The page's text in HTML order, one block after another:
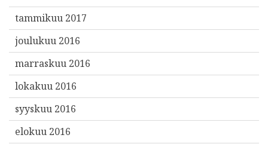
tammikuu 2017
joulukuu 2016
marraskuu 2016
lokakuu 2016
syyskuu 2016
elokuu 2016